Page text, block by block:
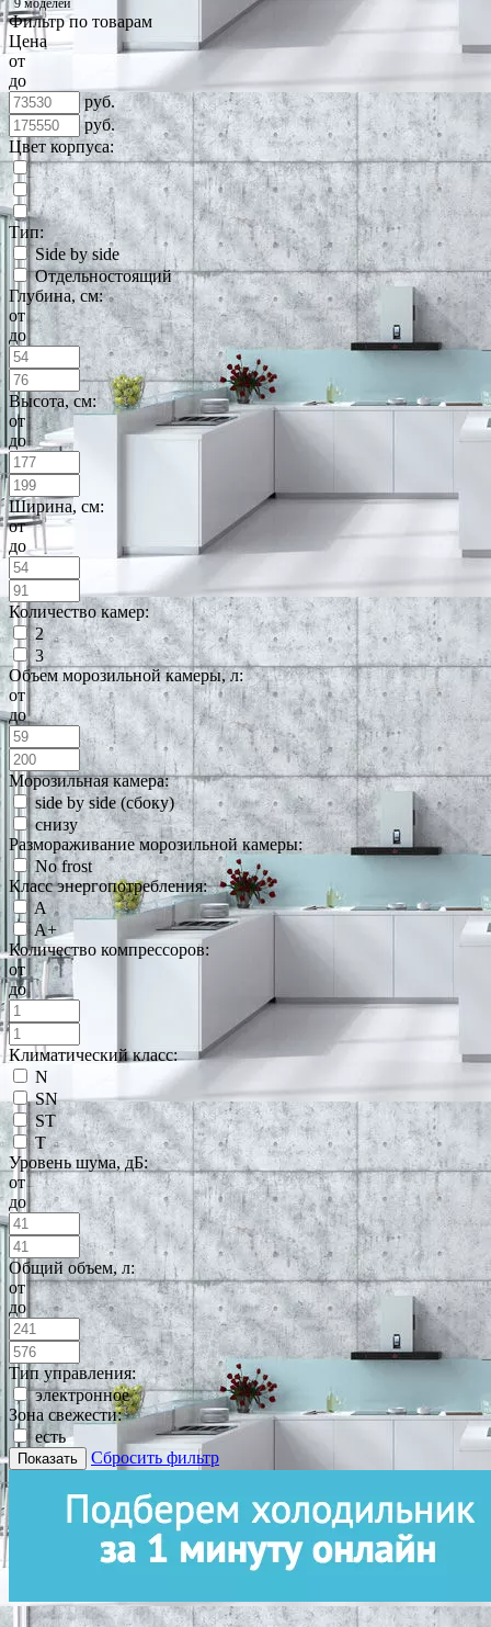
9 моделей
Фильтр по товарам
Цена
от
до
руб.
руб.
Цвет корпуса:
Тип:
Side by side
Отдельностоящий
Глубина, см:
от
до
Высота, см:
от
до
Ширина, см:
от
до
Количество камер:
2
3
Объем морозильной камеры, л:
от
до
Морозильная камера:
side by side (сбоку)
снизу
Размораживание морозильной камеры:
No frost
Класс энергопотребления:
A
A+
Количество компрессоров:
от
до
Климатический класс:
N
SN
ST
T
Уровень шума, дБ:
от
до
Общий объем, л:
от
до
Тип управления:
электронное
Зона свежести:
есть
Показать Сбросить фильтр